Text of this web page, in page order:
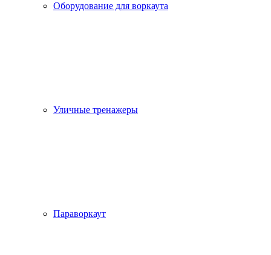
Оборудование для воркаута
Уличные тренажеры
Параворкаут